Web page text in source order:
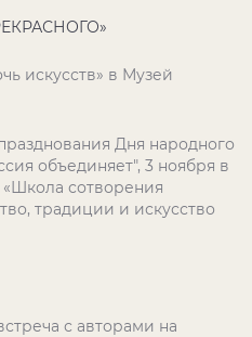
искусств» в Музей
Дня народного
объединяет", 3 ноября в
сотворения
традиции и искусство
с авторами на